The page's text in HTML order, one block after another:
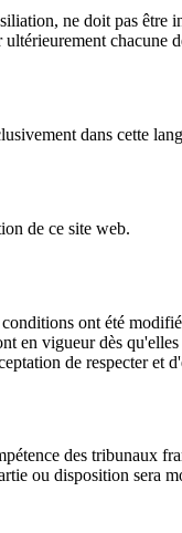
ne doit pas être
chacune
dans cette
de ce site web.
ont été
en vigueur dès
de respecter et
des tribunaux
ou disposition sera